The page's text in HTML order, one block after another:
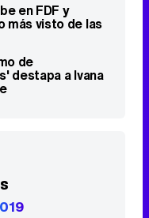
en FDF y
más visto de las
de
destapa a Ivana